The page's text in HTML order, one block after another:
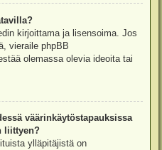
kirjoittama ja lisensoima. Jos
vieraile phpBB
olemassa olevia ideoita tai
väärinkäytöstapauksissa
liittyen?
ylläpitäjistä on